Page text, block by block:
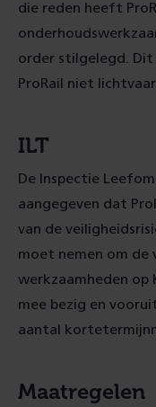
die reden heeft
order stilgelegd. Dit
ProRail niet
ILT
De Inspectie
aangegeven dat
van de
moet nemen om de
werkzaamheden op
mee bezig en
aantal
Maatregelen